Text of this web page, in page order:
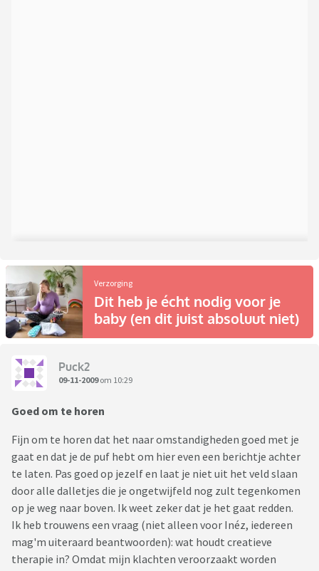
Verzorging
Dit heb je écht nodig voor je
baby (en dit juist absoluut niet)
Puck2
09-11-2009om 10:29
Goed om te horen
Fijn om te horen dat het naar omstandigheden goed met je
gaat en dat je de puf hebt om hier even een berichtje achter
te laten. Pas goed op jezelf en laat je niet uit het veld slaan
door alle dalletjes die je ongetwijfeld nog zult tegenkomen
op je weg naar boven. Ik weet zeker dat je het gaat redden.
Ik heb trouwens een vraag (niet alleen voor Inéz, iedereen
mag'm uiteraard beantwoorden): wat houdt creatieve
therapie in? Omdat mijn klachten veroorzaakt worden